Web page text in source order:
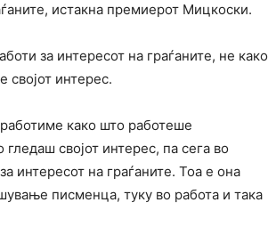
истакна премиерот Мицкоски.
за интересот на граѓаните, не како
својот интерес.
како што работеше
својот интерес, па сега во
интересот на граѓаните. Тоа е она
писменца, туку во работа и така